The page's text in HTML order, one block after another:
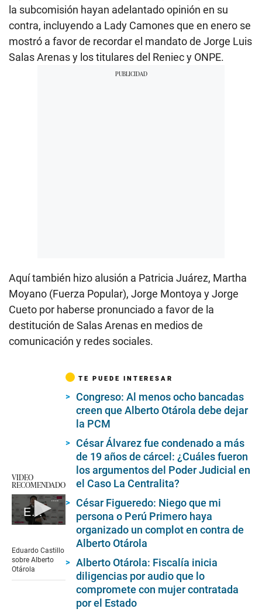
la subcomisión hayan adelantado opinión en su
contra, incluyendo a Lady Camones que en enero se
mostró a favor de recordar el mandato de Jorge Luis
Salas Arenas y los titulares del Reniec y ONPE.
Aquí también hizo alusión a Patricia Juárez, Martha
Moyano (Fuerza Popular), Jorge Montoya y Jorge
Cueto por haberse pronunciado a favor de la
destitución de Salas Arenas en medios de
comunicación y redes sociales.
VIDEO
RECOMENDADO
Eduardo Castillo sobre Alberto Otárola
of
5
minutes,
Eduardo Castillo
sobre Alberto
Otárola
TE PUEDE INTERESAR
Congreso: Al menos ocho bancadas
creen que Alberto Otárola debe dejar
la PCM
César Álvarez fue condenado a más
de 19 años de cárcel: ¿Cuáles fueron
los argumentos del Poder Judicial en
el Caso La Centralita?
César Figueredo: Niego que mi
persona o Perú Primero haya
organizado un complot en contra de
Alberto Otárola
Alberto Otárola: Fiscalía inicia
diligencias por audio que lo
compromete con mujer contratada
por el Estado